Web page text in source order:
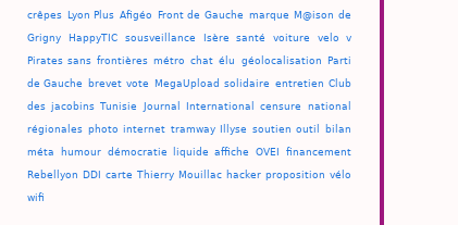
crêpes Lyon Plus Afigéo Front de Gauche marque M@ison de
Grigny HappyTIC sousveillance Isère santé voiture velo v
Pirates sans frontières métro chat élu géolocalisation Parti
de Gauche brevet vote MegaUpload solidaire entretien Club
des jacobins Tunisie Journal International censure national
régionales photo internet tramway Illyse soutien outil bilan
méta humour démocratie liquide affiche OVEI financement
Rebellyon DDI carte Thierry Mouillac hacker proposition vélo
wifi